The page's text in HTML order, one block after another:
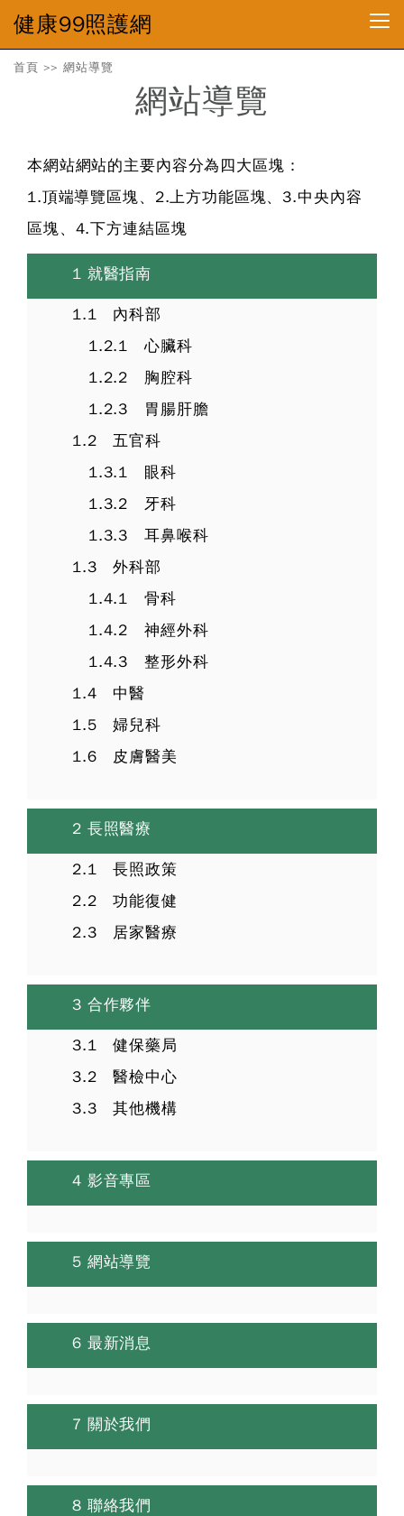
健康99照護網
首頁 >>網站導覽
網站導覽
本網站網站的主要內容分為四大區塊：
1.頂端導覽區塊、2.上方功能區塊、3.中央內容
區塊、4.下方連結區塊
1 就醫指南
1.1 內科部
1.2.1 心臟科
1.2.2 胸腔科
1.2.3 胃腸肝膽
1.2 五官科
1.3.1 眼科
1.3.2 牙科
1.3.3 耳鼻喉科
1.3 外科部
1.4.1 骨科
1.4.2 神經外科
1.4.3 整形外科
1.4 中醫
1.5 婦兒科
1.6 皮膚醫美
2 長照醫療
2.1 長照政策
2.2 功能復健
2.3 居家醫療
3 合作夥伴
3.1 健保藥局
3.2 醫檢中心
3.3 其他機構
4 影音專區
5 網站導覽
6 最新消息
7 關於我們
8 聯絡我們